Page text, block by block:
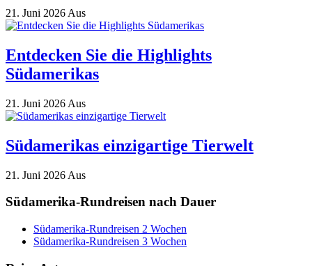
21. Juni 2026 Aus
Entdecken Sie die Highlights
Südamerikas
21. Juni 2026 Aus
Südamerikas einzigartige Tierwelt
21. Juni 2026 Aus
Südamerika-Rundreisen nach Dauer
Südamerika-Rundreisen 2 Wochen
Südamerika-Rundreisen 3 Wochen